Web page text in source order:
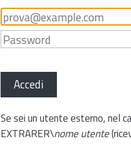
Accedi
Se sei un utente esterno, nel
EXTRARER\nome utente